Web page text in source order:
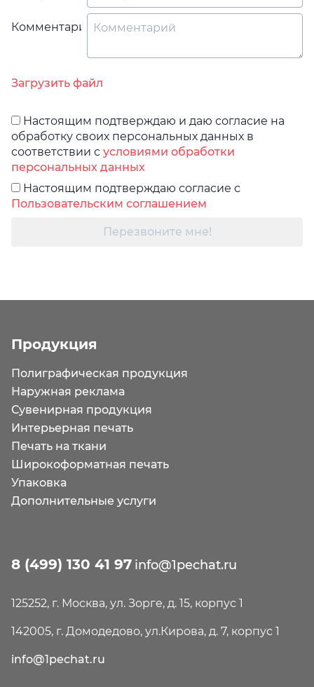
Комментарий
Загрузить файл
Настоящим подтверждаю и даю согласие на
обработку своих персональных данных в
соответствии с условиями обработки
персональных данных
Настоящим подтверждаю согласие с
Пользовательским соглашением
Перезвоните мне!
Продукция
Полиграфическая продукция
Наружная реклама
Сувенирная продукция
Интерьерная печать
Печать на ткани
Широкоформатная печать
Упаковка
Дополнительные услуги
8 (499) 130 41 97 info@1pechat.ru
125252, г. Москва, ул. Зорге, д. 15, корпус 1
142005, г. Домодедово, ул.Кирова, д. 7, корпус 1
info@1pechat.ru